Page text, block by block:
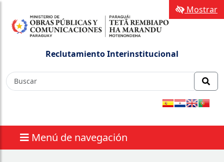
Reclutamiento Interinstitucional
Menú de navegación
Mostrar